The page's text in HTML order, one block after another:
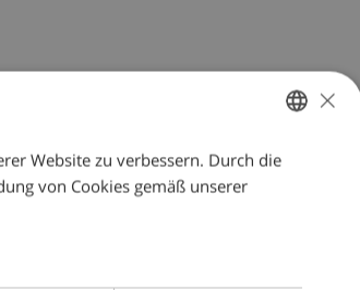
GERMAN
DUTCH
×
Website zu verbessern. Durch die
von Cookies gemäß unserer